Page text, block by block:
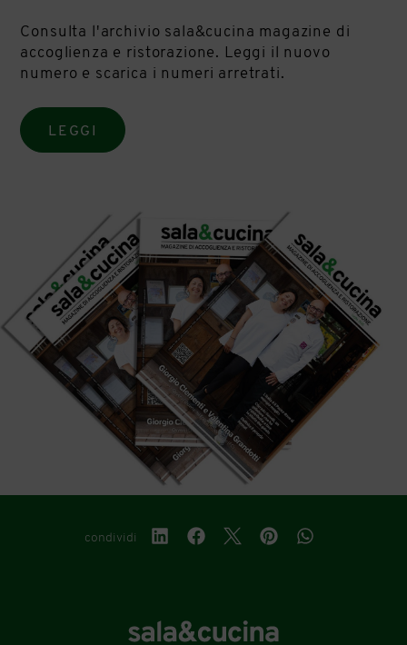
Consulta l'archivio sala&cucina magazine di
accoglienza e ristorazione. Leggi il nuovo
numero e scarica i numeri arretrati.
LEGGI
condividi